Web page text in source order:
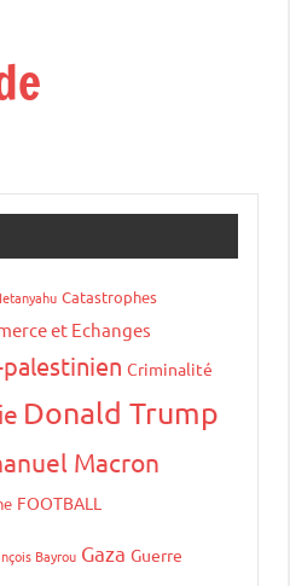
Catastrophes
et Echanges
Criminalité
Donald Trump
Macron
FOOTBALL
Bayrou Gaza Guerre